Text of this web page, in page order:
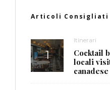
Articoli Consigliati
Itinerari
Cocktail
locali
canadese